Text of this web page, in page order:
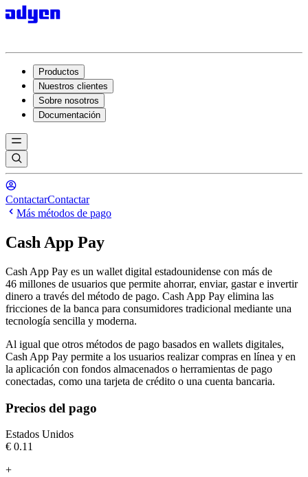
Productos
Nuestros clientes
Sobre nosotros
Documentación
ContactarContactar
Más métodos de pago
Cash App Pay
Cash App Pay es un wallet digital estadounidense con más de
46 millones de usuarios que permite ahorrar, enviar, gastar e invertir
dinero a través del método de pago. Cash App Pay elimina las
fricciones de la banca para consumidores tradicional mediante una
Al igual que otros métodos de pago basados en wallets digitales,
Cash App Pay permite a los usuarios realizar compras en línea y en
la aplicación con fondos almacenados o herramientas de pago
conectadas, como una tarjeta de crédito o una cuenta bancaria.
Precios del pago
Estados Unidos
€0.11
+